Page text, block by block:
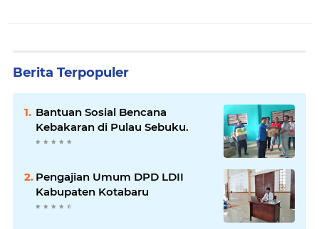
Berita Terpopuler
Bantuan Sosial Bencana
Kebakaran di Pulau Sebuku.
Pengajian Umum DPD LDII
Kabupaten Kotabaru